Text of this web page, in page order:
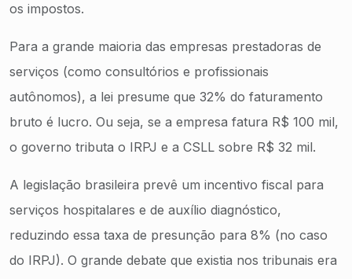
os impostos.
Para a grande maioria das empresas prestadoras de
serviços (como consultórios e profissionais
autônomos), a lei presume que 32% do faturamento
bruto é lucro. Ou seja, se a empresa fatura R$ 100 mil,
o governo tributa o IRPJ e a CSLL sobre R$ 32 mil.
A legislação brasileira prevê um incentivo fiscal para
serviços hospitalares e de auxílio diagnóstico,
reduzindo essa taxa de presunção para 8% (no caso
do IRPJ). O grande debate que existia nos tribunais era